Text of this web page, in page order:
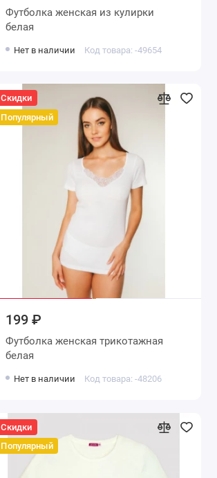
Футболка женская из кулирки
белая
Нет в наличии Код товара: -49654
Скидки
Популярный
199 ₽
Футболка женская трикотажная
белая
Нет в наличии Код товара: -48206
Скидки
Популярный